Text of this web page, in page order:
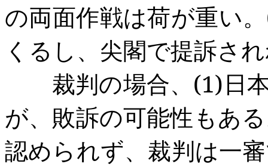
の両面作戦は荷が重い
くる し 、尖閣で提訴さ
裁判の場合、(1)日
が、敗訴の可能性もある
認められず、裁判は一